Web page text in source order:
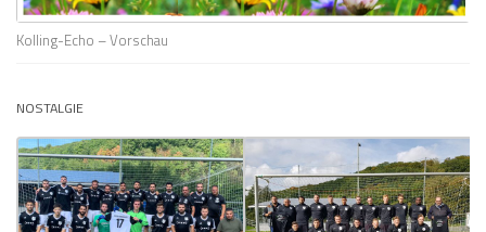
Kolling-Echo – Vorschau
NOSTALGIE